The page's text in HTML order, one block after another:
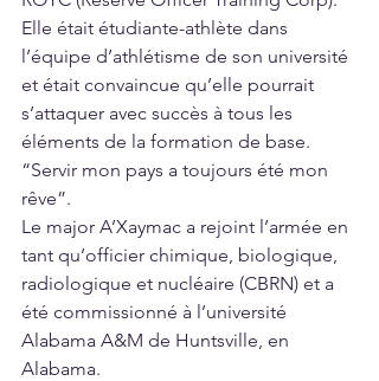
Elle était étudiante-athlète dans
l’équipe d’athlétisme de son université
et était convaincue qu’elle pourrait
s’attaquer avec succès à tous les
éléments de la formation de base.
“Servir mon pays a toujours été mon
rêve”.
Le major A’Xaymac a rejoint l’armée en
tant qu’officier chimique, biologique,
radiologique et nucléaire (CBRN) et a
été commissionné à l’université
Alabama A&M de Huntsville, en
Alabama.